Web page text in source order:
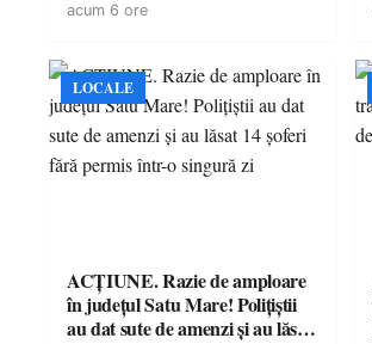
niciodată permis
acum 6 ore
LOCALE
ACȚIUNE. Razie de amploare
în județul Satu Mare! Polițiștii
au dat sute de amenzi și au lăsat